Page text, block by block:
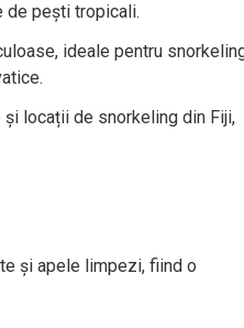
de pești tropicali.
ideale pentru
locații de snorkeling din Fiji,
și apele limpezi, fiind o